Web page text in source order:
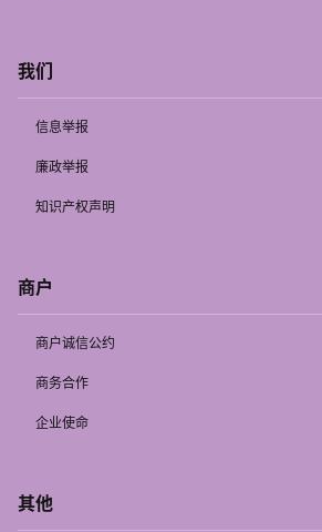
我们
信息举报
廉政举报
知识产权声明
商户
商户诚信公约
商务合作
企业使命
其他